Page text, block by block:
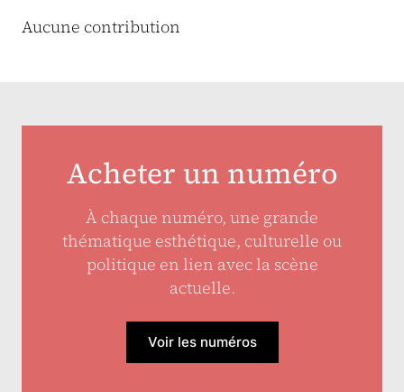
Aucune contribution
Acheter un numéro
À chaque numéro, une grande
thématique esthétique, culturelle ou
politique en lien avec la scène
actuelle.
Voir les numéros